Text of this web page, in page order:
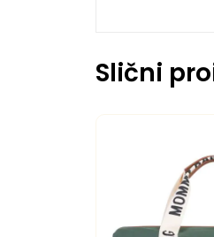
Slični